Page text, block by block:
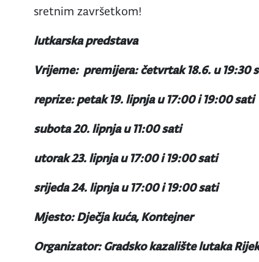
sretnim završetkom!
lutkarska predstava
Vrijeme: premijera: četvrtak 18.6. u 19:30
reprize: petak 19. lipnja u 17:00 i 19:00 sati
subota 20. lipnja u 11:00 sati
utorak 23. lipnja u 17:00 i 19:00 sati
srijeda 24. lipnja u 17:00 i 19:00 sati
Mjesto: Dječja kuća, Kontejner
Organizator: Gradsko kazalište lutaka